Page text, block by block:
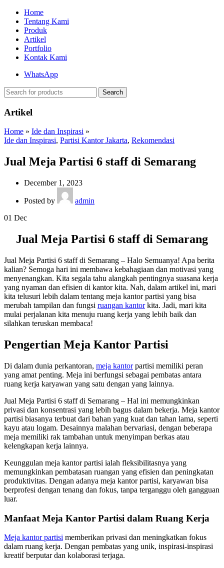
Home
Tentang Kami
Produk
Artikel
Portfolio
Kontak Kami
WhatsApp
Search
Artikel
Home » Ide dan Inspirasi »
Ide dan Inspirasi, Partisi Kantor Jakarta, Rekomendasi
Jual Meja Partisi 6 staff di Semarang
December 1, 2023
Posted by
admin
01 Dec
Jual Meja Partisi 6 staff di Semarang
Jual Meja Partisi 6 staff di Semarang – Halo Semuanya! Apa berita
kalian? Semoga hari ini membawa kebahagiaan dan motivasi yang
menyenangkan. Kita segala tahu alangkah pentingnya suasana kerja
yang nyaman dan efisien di kantor kita. Nah, dalam artikel ini, mari
kita telusuri lebih dalam tentang meja kantor partisi yang bisa
merubah tampilan dan fungsi ruangan kantorkita. Jadi, mari kita
mulai perjalanan kita menuju ruang kerja yang lebih baik dan
silahkan teruskan membaca!
Pengertian Meja Kantor Partisi
Di dalam dunia perkantoran, meja kantorpartisi memiliki peran
yang amat penting. Meja ini berfungsi sebagai pembatas antara
ruang kerja karyawan yang satu dengan yang lainnya.
Jual Meja Partisi 6 staff di Semarang – Hal ini memungkinkan
privasi dan konsentrasi yang lebih bagus dalam bekerja. Meja kantor
partisi biasanya terbuat dari bahan yang kuat dan tahan lama, seperti
kayu atau logam. Desainnya malahan bervariasi, dengan beberapa
meja memiliki rak tambahan untuk menyimpan berkas atau
kelengkapan kerja lainnya.
Keunggulan meja kantor partisi ialah fleksibilitasnya yang
memungkinkan pembatasan ruangan yang efisien dan peningkatan
produktivitas. Dengan adanya meja kantor partisi, karyawan bisa
berprofesi dengan tenang dan fokus, tanpa terganggu oleh gangguan
luar.
Manfaat Meja Kantor Partisi dalam Ruang Kerja
Meja kantor partisi memberikan privasi dan meningkatkan fokus
dalam ruang kerja. Dengan pembatas yang unik, inspirasi-inspirasi
kreatif berputar dan kolaborasi terjaga.